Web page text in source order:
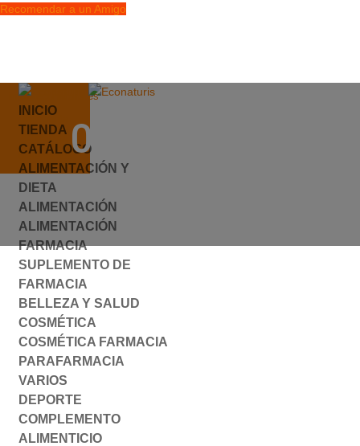
Recomendar a un Amigo
info@econaturis.es
Mi cuenta
Checkout
0 elementos
INICIO
TIENDA
CATÁLOGO
ALIMENTACIÓN Y
DIETA
ALIMENTACIÓN
ALIMENTACIÓN
FARMACIA
SUPLEMENTO DE
FARMACIA
BELLEZA Y SALUD
COSMÉTICA
COSMÉTICA FARMACIA
PARAFARMACIA
VARIOS
DEPORTE
COMPLEMENTO
ALIMENTICIO
056349.JPG